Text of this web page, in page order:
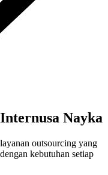
Nayka
outsourcing yang
kebutuhan setiap